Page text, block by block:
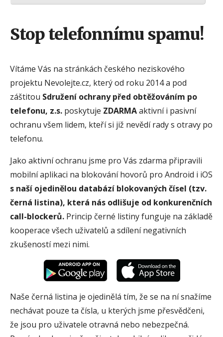
Stop telefonnímu spamu!
Vítáme Vás na stránkách českého neziskového
projektu Nevolejte.cz, který od roku 2014 a pod
záštitou Sdružení ochrany před obtěžováním po
telefonu, z.s. poskytuje ZDARMAaktivní i pasivní
ochranu všem lidem, kteří si již nevědí rady s otravy po
telefonu.
Jako aktivní ochranu jsme pro Vás zdarma připravili
mobilní aplikaci na blokování hovorů pro Android i iOS
s naší ojedinělou databází blokovaných čísel (tzv.
černá listina), která nás odlišuje od konkurenčních
call-blockerů. Princip černé listiny funguje na základě
kooperace všech uživatelů a sdílení negativních
zkušeností mezi nimi.
Naše černá listina je ojedinělá tím, že se na ní snažíme
nechávat pouze ta čísla, u kterých jsme přesvědčeni,
že jsou pro uživatele otravná nebo nebezpečná.